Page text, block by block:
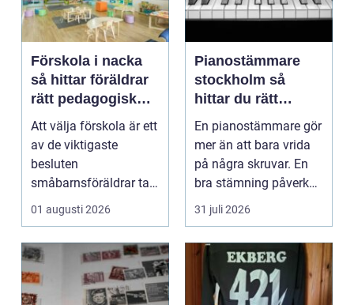
Förskola i nacka
så hittar föräldrar
rätt pedagogisk
trygghet
Att välja förskola är ett
av de viktigaste
besluten
småbarnsföräldrar tar.
Omsorg, trygghet,
pedagog...
01 augusti 2026
Pianostämmare
stockholm så
hittar du rätt
expert för ditt
piano
En pianostämmare gör
mer än att bara vrida
på några skruvar. En
bra stämning påverkar
hur pianot låt...
31 juli 2026